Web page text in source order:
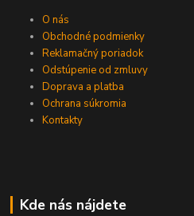
O nás
Obchodné podmienky
Reklamačný poriadok
Odstúpenie od zmluvy
Doprava a platba
Ochrana súkromia
Kontakty
Kde nás nájdete